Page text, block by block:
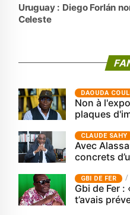
Uruguay : Diego Forlán
Celeste
‎DAOUDA
Non à
plaques
CLAUDE SAHY
Avec
concrets
GBI DE FER
Gbi de Fer
t’avais